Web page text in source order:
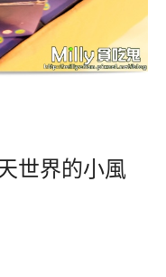
世界的小風